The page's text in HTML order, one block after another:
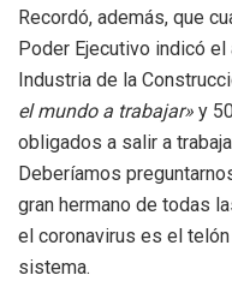
Recordó, además, que
Poder Ejecutivo indicó
Industria de la
el mundo a trabajar» y
obligados a salir a
Deberíamos
gran hermano de todas
el coronavirus es el
sistema.